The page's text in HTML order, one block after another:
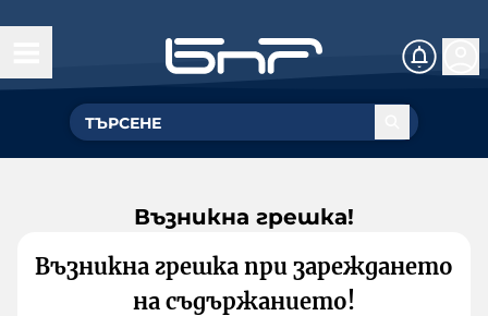
Възникна грешка!
Възникна грешка при зареждането
на съдържанието!